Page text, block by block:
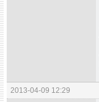
2013-04-09 12:29